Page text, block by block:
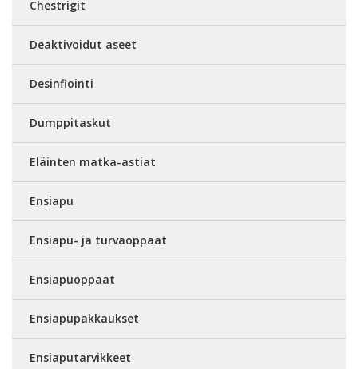
Chestrigit
Deaktivoidut aseet
Desinfiointi
Dumppitaskut
Eläinten matka-astiat
Ensiapu
Ensiapu- ja turvaoppaat
Ensiapuoppaat
Ensiapupakkaukset
Ensiaputarvikkeet